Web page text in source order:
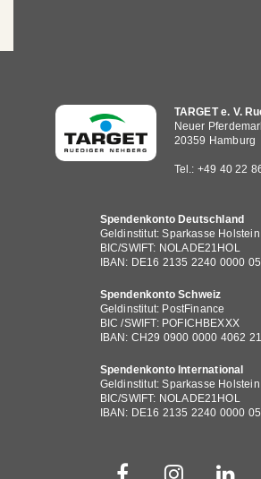
Hauptnavigation
TARGET e. V.
Neuer
20359 Hamburg
Tel.: +49 40 22
Spendenkonto Deutschland
Geldinstitut: Sparkasse Holstein
BIC/SWIFT: NOLADE21HOL
IBAN: DE16 2135 2240 0000
Spendenkonto Schweiz
Geldinstitut: PostFinance
BIC /SWIFT: POFICHBEXXX
IBAN: CH29 0900 0000 4062
Spendenkonto International
Geldinstitut: Sparkasse Holstein
BIC/SWIFT: NOLADE21HOL
IBAN: DE16 2135 2240 0000